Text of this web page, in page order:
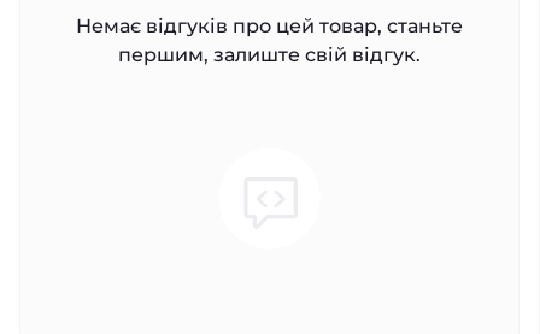
Немає відгуків про цей товар, станьте
першим, залиште свій відгук.